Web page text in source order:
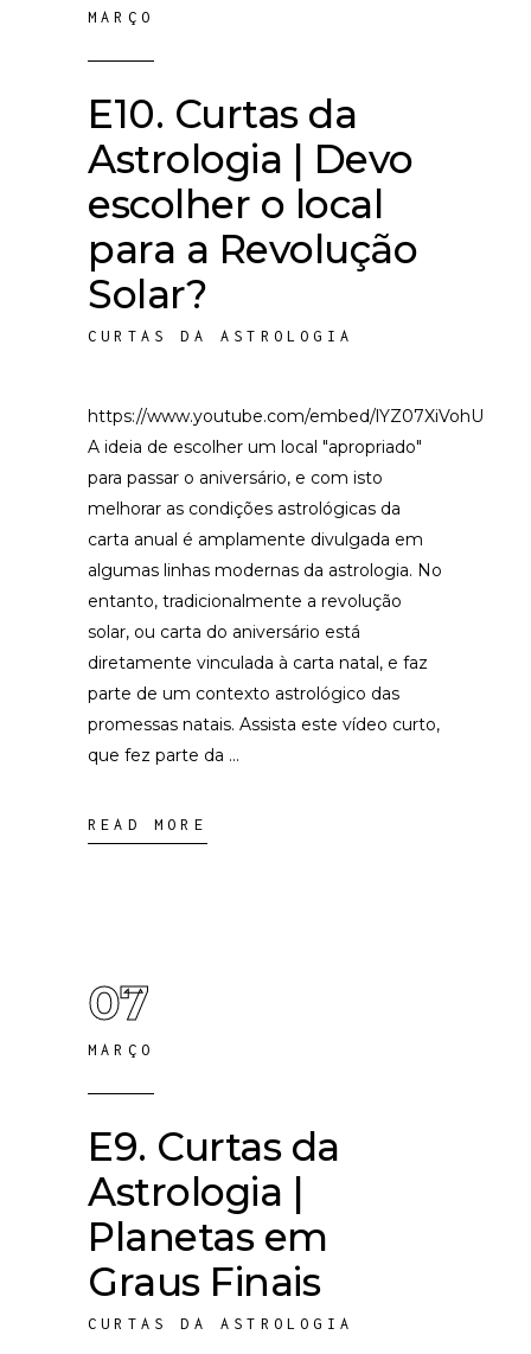
MARÇO
E10. Curtas da
Astrologia | Devo
escolher o local
para a Revolução
Solar?
CURTAS DA ASTROLOGIA
https://www.youtube.com/embed/lYZ07XiVohU
A ideia de escolher um local "apropriado"
para passar o aniversário, e com isto
melhorar as condições astrológicas da
carta anual é amplamente divulgada em
algumas linhas modernas da astrologia. No
entanto, tradicionalmente a revolução
solar, ou carta do aniversário está
diretamente vinculada à carta natal, e faz
parte de um contexto astrológico das
promessas natais. Assista este vídeo curto,
que fez parte da
READ MORE
07
MARÇO
E9. Curtas da
Astrologia |
Planetas em
Graus Finais
CURTAS DA ASTROLOGIA